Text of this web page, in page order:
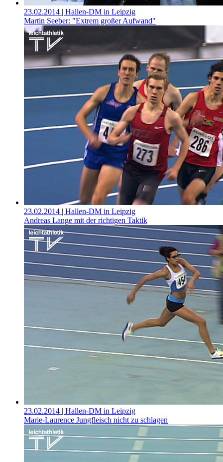
23.02.2014 | Hallen-DM in Leipzig
Martin Seeber: "Extrem großer Aufwand"
23.02.2014 | Hallen-DM in Leipzig
Andreas Lange mit der richtigen Taktik
23.02.2014 | Hallen-DM in Leipzig
Marie-Laurence Jungfleisch nicht zu schlagen